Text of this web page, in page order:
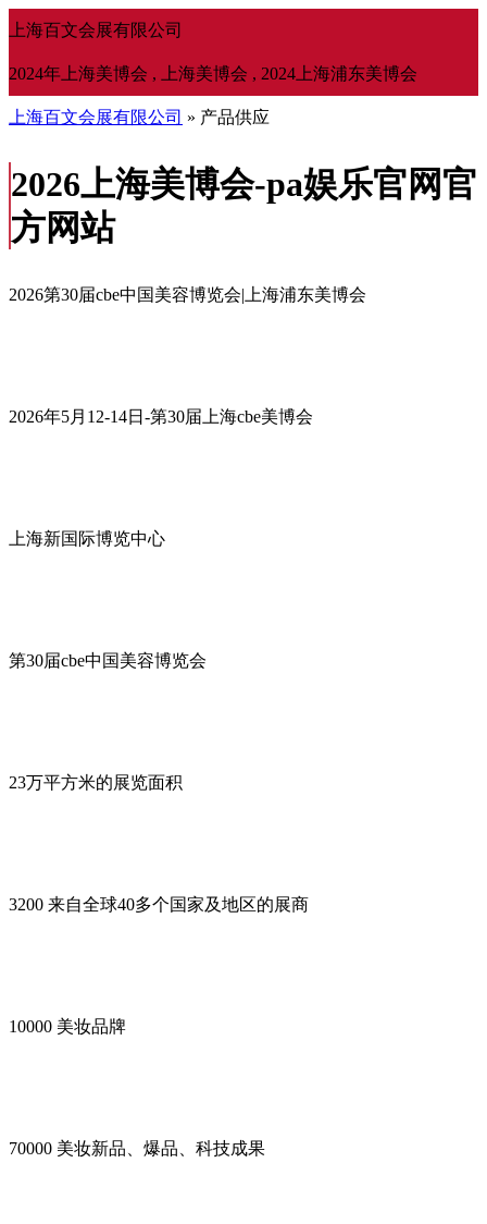
上海百文会展有限公司
2024年上海美博会 , 上海美博会 , 2024上海浦东美博会
上海百文会展有限公司 » 产品供应
2026上海美博会-pa娱乐官网官
方网站
2026第30届cbe中国美容博览会|上海浦东美博会
2026年5月12-14日-第30届上海cbe美博会
上海新国际博览中心
第30届cbe中国美容博览会
23万平方米的展览面积
3200 来自全球40多个国家及地区的展商
10000 美妆品牌
70000 美妆新品、爆品、科技成果